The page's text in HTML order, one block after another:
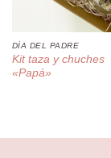
DÍA DEL PADRE
Kit taza y chuches
«Papá»